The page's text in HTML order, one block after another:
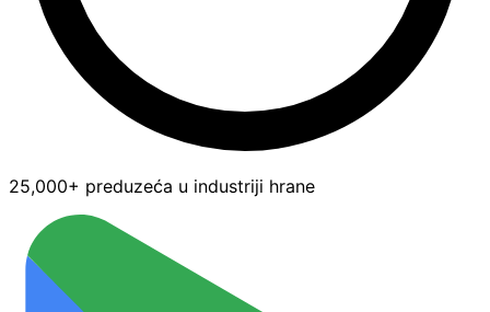
25,000+ preduzeća u industriji hrane